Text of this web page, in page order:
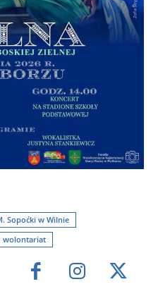
Sopoćki w Wilnie
wolontariat